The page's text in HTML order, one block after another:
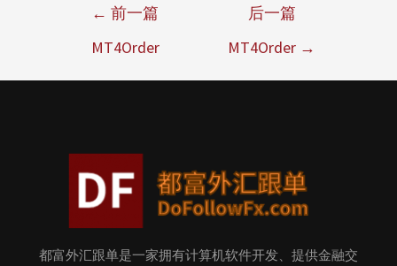
← 前一篇
MT4Order
后一篇
MT4Order →
都富外汇跟单是一家拥有计算机软件开发、提供金融交